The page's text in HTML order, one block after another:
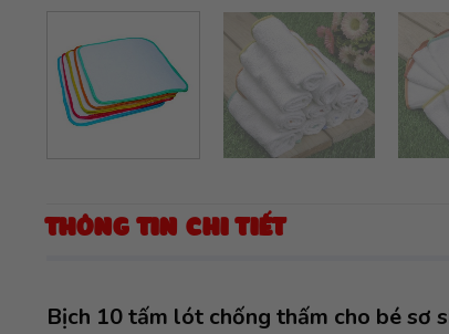
THÔNG TIN CHI TIẾT
Bịch 10 tấm lót chống thấm cho bé sơ